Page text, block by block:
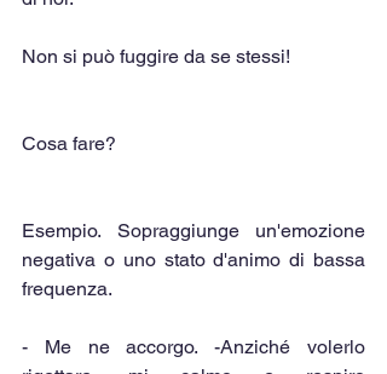
Non si può fuggire da se stessi!
Cosa fare?
Esempio. Sopraggiunge un'emozione
negativa o uno stato d'animo di bassa
frequenza.
- Me ne accorgo. -Anziché volerlo